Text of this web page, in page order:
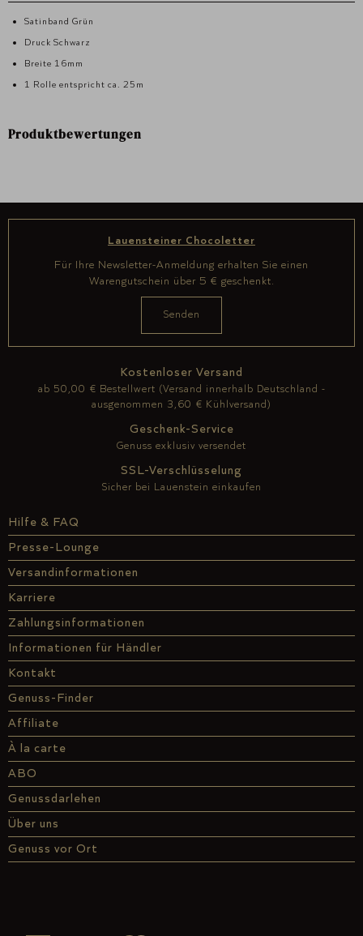
Satinband Grün
Druck Schwarz
Breite 16mm
1 Rolle entspricht ca. 25m
Produktbewertungen
Hilfe & FAQ
Presse-Lounge
Versandinformationen
Karriere
Zahlungsinformationen
Informationen für Händler
Kontakt
Genuss-Finder
Affiliate
À la carte
ABO
Genussdarlehen
Über uns
Genuss vor Ort
Kostenloser Versand
ab 50,00 € Bestellwert (Versand innerhalb Deutschland -
ausgenommen 3,60 € Kühlversand)
Geschenk-Service
Genuss exklusiv versendet
SSL-Verschlüsselung
Sicher bei Lauenstein einkaufen
Lauensteiner Chocoletter
Für Ihre Newsletter-Anmeldung erhalten Sie einen
Warengutschein über 5 € geschenkt.